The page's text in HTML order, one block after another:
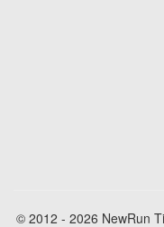
© 2012 - 2026 NewRun